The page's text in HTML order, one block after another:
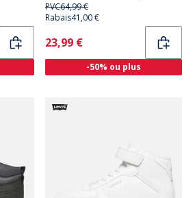
PVC64,99 €
Rabais41,00 €
Current
23,99 €
-50% ou plus